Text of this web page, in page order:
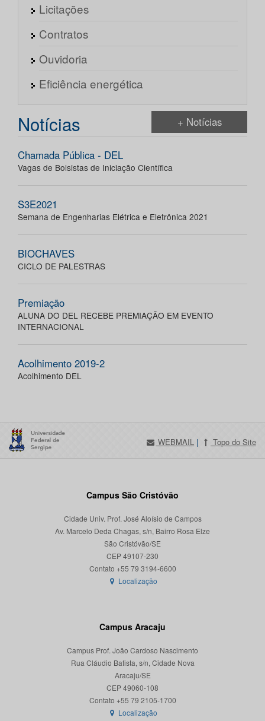
Licitações
Contratos
Ouvidoria
Eficiência energética
Notícias + Notícias
Chamada Pública - DEL
Vagas de Bolsistas de Iniciação Científica
S3E2021
Semana de Engenharias Elétrica e Eletrônica 2021
BIOCHAVES
CICLO DE PALESTRAS
Premiação
ALUNA DO DEL RECEBE PREMIAÇÃO EM EVENTO
INTERNACIONAL
Acolhimento 2019-2
Acolhimento DEL
WEBMAIL | Topo do Site
Campus São Cristóvão
Cidade Univ. Prof. José Aloísio de Campos
Av. Marcelo Deda Chagas, s/n, Bairro Rosa Elze
São Cristóvão/SE
CEP 49107-230
Localização
Campus Aracaju
Campus Prof. João Cardoso Nascimento
Rua Cláudio Batista, s/n, Cidade Nova
Aracaju/SE
CEP 49060-108
Localização